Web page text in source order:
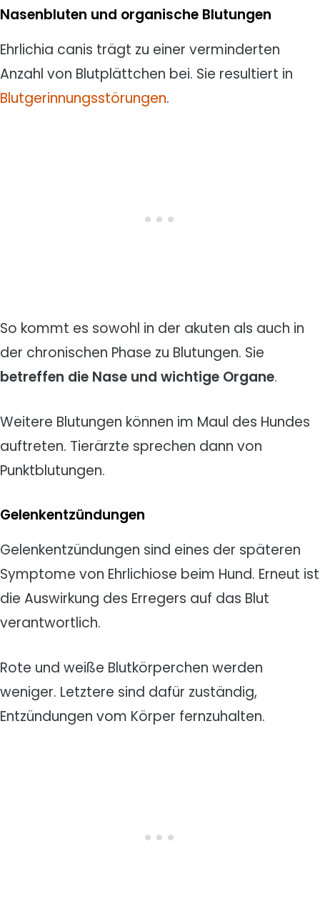
Nasenbluten und organische Blutungen
Ehrlichia canis trägt zu einer verminderten
Anzahl von Blutplättchen bei. Sie resultiert in
Blutgerinnungsstörungen.
So kommt es sowohl in der akuten als auch in
der chronischen Phase zu Blutungen. Sie
betreffen die Nase und wichtige Organe.
Weitere Blutungen können im Maul des Hundes
auftreten. Tierärzte sprechen dann von
Punktblutungen.
Gelenkentzündungen
Gelenkentzündungen sind eines der späteren
Symptome von Ehrlichiose beim Hund. Erneut ist
die Auswirkung des Erregers auf das Blut
verantwortlich.
Rote und weiße Blutkörperchen werden
weniger. Letztere sind dafür zuständig,
Entzündungen vom Körper fernzuhalten.